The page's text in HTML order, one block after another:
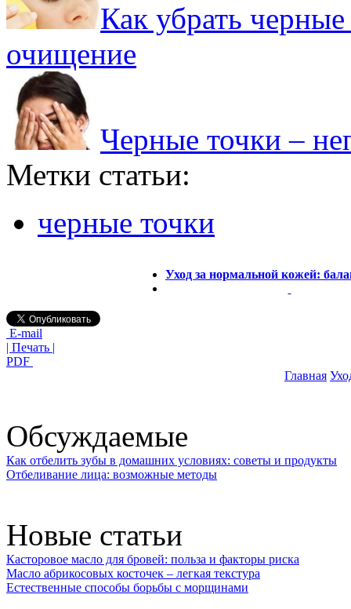
Как убрать
очищение
Черные точки –
Метки статьи:
черные точки
Уход за нормальной кожей:
E-mail
| Печать |
PDF
Главная
Обсуждаемые
Как отбелить зубы в домашних условиях: советы и продукты
Отбеливание лица: возможные методы
Новые статьи
Касторовое масло для бровей: польза и факторы риска
Масло абрикосовых косточек – легкая текстура
Естественные способы борьбы с морщинами